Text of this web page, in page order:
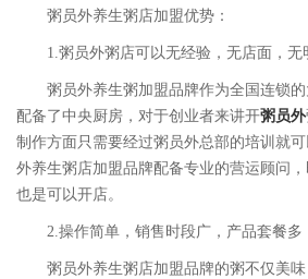
粥员外养生粥店加盟优势：
1.粥员外粥店可以无经验，无店面，无
粥员外养生粥加盟品牌作为全国连锁的
配备了中央厨房，对于创业者来讲开粥员外
制作方面只需要经过粥员外总部的培训就
外养生粥店加盟品牌配备专业的营运顾问
也是可以开店。
2.操作简单，销售时段广，产品套餐多
粥员外养生粥店加盟品牌的粥不仅美味